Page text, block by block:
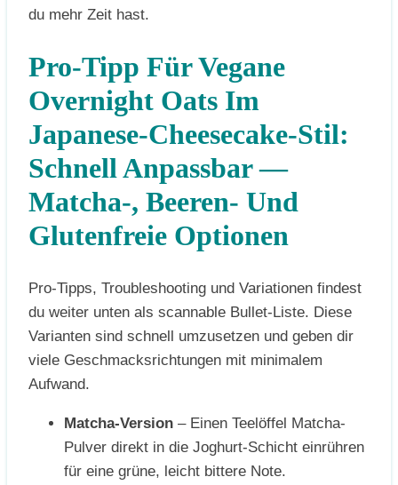
du mehr Zeit hast.
Pro-Tipp Für Vegane
Overnight Oats Im
Japanese-Cheesecake-Stil:
Schnell Anpassbar —
Matcha-, Beeren- Und
Glutenfreie Optionen
Pro-Tipps, Troubleshooting und Variationen findest
du weiter unten als scannable Bullet-Liste. Diese
Varianten sind schnell umzusetzen und geben dir
viele Geschmacksrichtungen mit minimalem
Aufwand.
Matcha-Version – Einen Teelöffel Matcha-
Pulver direkt in die Joghurt-Schicht einrühren
für eine grüne, leicht bittere Note.